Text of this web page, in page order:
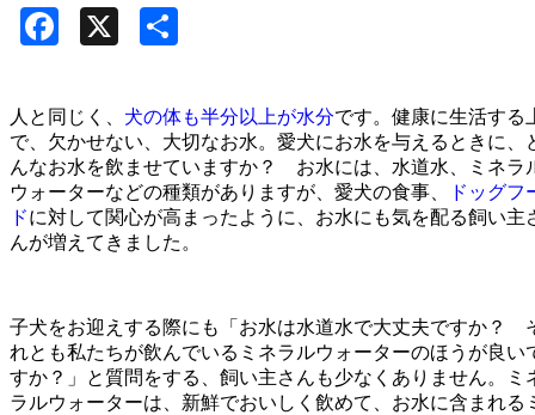
Facebook
人と同じく、 犬の体も半分以上が水分です。健康に生活する
で、欠かせない、大切なお水。愛犬にお水を与えるときに、
んなお水を飲ませていますか？ お水には、水道水、ミネラ
ウォーターなどの種類がありますが、愛犬の食事、
ドッグフ
ドに対して関心が高まったように、お水にも気を配る飼い主
んが増えてきました。
子犬をお迎えする際にも「お水は水道水で大丈夫ですか？
れとも私たちが飲んでいるミネラルウォーターのほうが良い
すか？」と質問をする、飼い主さんも少なくありません。ミ
ラルウォーターは、新鮮でおいしく飲めて、お水に含まれる